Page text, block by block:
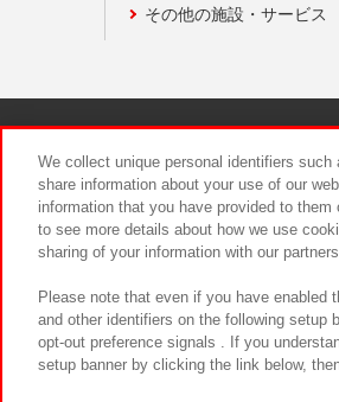
その他の施設・サービス
We collect unique personal identifiers
share information about your use of our
information that you have provided to
to see more details about how we use
sharing of your information with our
Please note that even if you have
and other identifiers on the following setup
opt-out preference signals . If you
setup banner by clicking the link below,